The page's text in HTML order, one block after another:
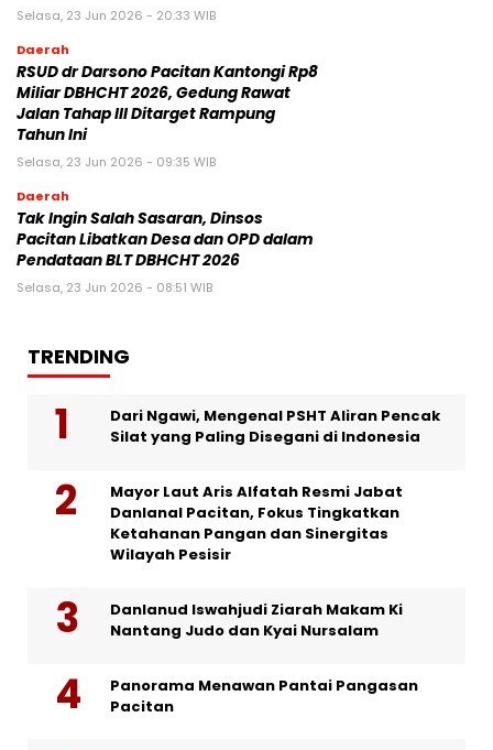
Selasa, 23 Jun 2026 - 20:33 WIB
Daerah
RSUD dr Darsono Pacitan Kantongi Rp8
Miliar DBHCHT 2026, Gedung Rawat
Jalan Tahap III Ditarget Rampung
Tahun Ini
Selasa, 23 Jun 2026 - 09:35 WIB
Daerah
Tak Ingin Salah Sasaran, Dinsos
Pacitan Libatkan Desa dan OPD dalam
Pendataan BLT DBHCHT 2026
Selasa, 23 Jun 2026 - 08:51 WIB
TRENDING
Dari Ngawi, Mengenal PSHT Aliran Pencak
Silat yang Paling Disegani di Indonesia
Mayor Laut Aris Alfatah Resmi Jabat
Danlanal Pacitan, Fokus Tingkatkan
Ketahanan Pangan dan Sinergitas
Wilayah Pesisir
Danlanud Iswahjudi Ziarah Makam Ki
Nantang Judo dan Kyai Nursalam
Panorama Menawan Pantai Pangasan
Pacitan